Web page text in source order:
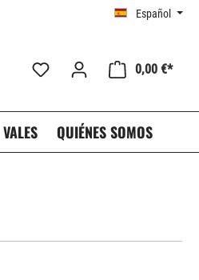
Español
0,00 €*
VALES QUIÉNES SOMOS